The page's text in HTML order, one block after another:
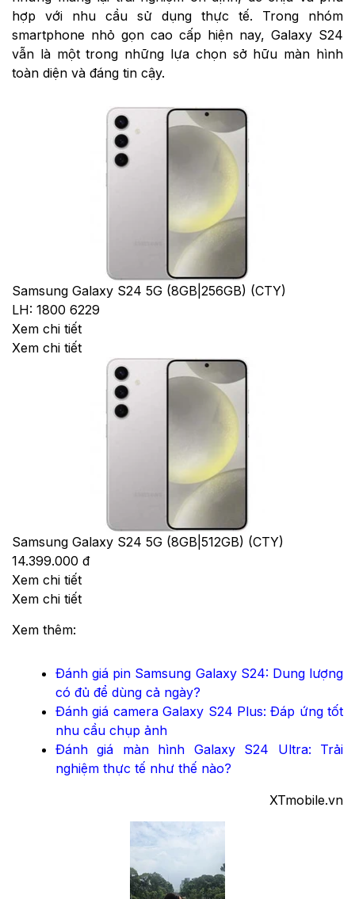
hợp với nhu cầu sử dụng thực tế. Trong nhóm
smartphone nhỏ gọn cao cấp hiện nay, Galaxy S24
vẫn là một trong những lựa chọn sở hữu màn hình
toàn diện và đáng tin cậy.
Samsung Galaxy S24 5G (8GB|256GB) (CTY)
LH: 1800 6229
Xem chi tiết
Xem chi tiết
Samsung Galaxy S24 5G (8GB|512GB) (CTY)
14.399.000 đ
Xem chi tiết
Xem chi tiết
Xem thêm:
Đánh giá pin Samsung Galaxy S24: Dung lượng
có đủ để dùng cả ngày?
Đánh giá camera Galaxy S24 Plus: Đáp ứng tốt
nhu cầu chụp ảnh
Đánh giá màn hình Galaxy S24 Ultra: Trải
nghiệm thực tế như thế nào?
XTmobile.vn